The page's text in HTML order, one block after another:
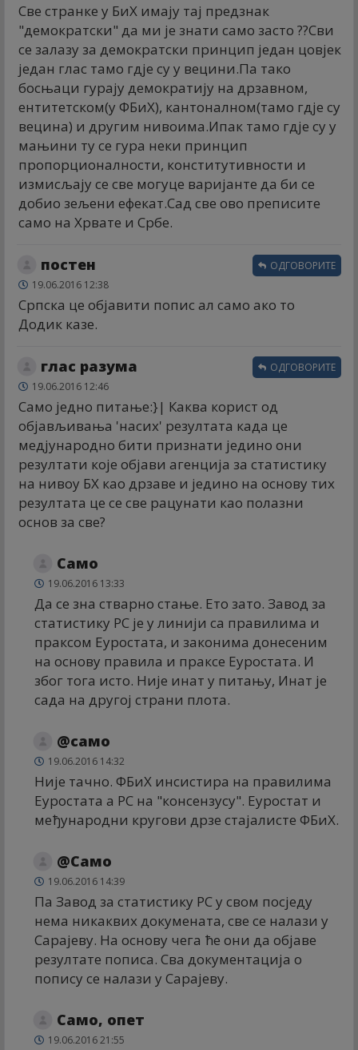
Све странке у БиХ имају тај предзнак
"демократски" да ми је знати само засто ??Сви
се залазу за демократски принцип један цовјек
један глас тамо гдје су у вецини.Па тако
босњаци гурају демократију на дрзавном,
ентитетском(у ФБиХ), кантоналном(тамо гдје су
вецина) и другим нивоима.Ипак тамо гдје су у
мањини ту се гура неки принцип
пропорционалности, конститутивности и
измисљају се све могуце варијанте да би се
добио зељени ефекат.Сад све ово преписите
само на Хрвате и Србе.
постен
19.06.2016 12:38
Српска це објавити попис ал само ако то
Додик казе.
ОДГОВОРИТЕ
глас разума
19.06.2016 12:46
Само једно питање:}| Каква корист од
објављивања 'насих' резултата када це
медјународно бити признати једино они
резултати које објави агенција за статистику
на нивоу БХ као дрзаве и једино на основу тих
резултата це се све рацунати као полазни
основ за све?
ОДГОВОРИТЕ
Само
19.06.2016 13:33
Да се зна стварно стање. Ето зато. Завод за
статистику РС је у линији са правилима и
праксом Еуростата, и законима донесеним
на основу правила и праксе Еуростата. И
због тога исто. Није инат у питању, Инат је
сада на другој страни плота.
@само
19.06.2016 14:32
Није тачно. ФБиХ инсистира на правилима
Еуростата а РС на "консензусу". Еуростат и
међународни кругови дрзе стајалисте ФБиХ.
@Само
19.06.2016 14:39
Па Завод за статистику РС у свом посједу
нема никаквих докумената, све се налази у
Сарајеву. На основу чега ће они да објаве
резултате пописа. Сва документација о
попису се налази у Сарајеву.
Само, опет
19.06.2016 21:55